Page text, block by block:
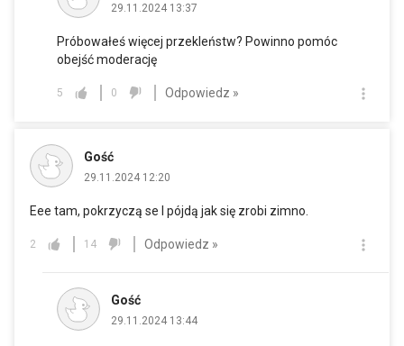
29.11.2024 13:37
Próbowałeś więcej przekleństw? Powinno pomóc
obejść moderację
5 0 Odpowiedz »
Gość
29.11.2024 12:20
Eee tam, pokrzyczą se I pójdą jak się zrobi zimno.
2 14 Odpowiedz »
Gość
29.11.2024 13:44